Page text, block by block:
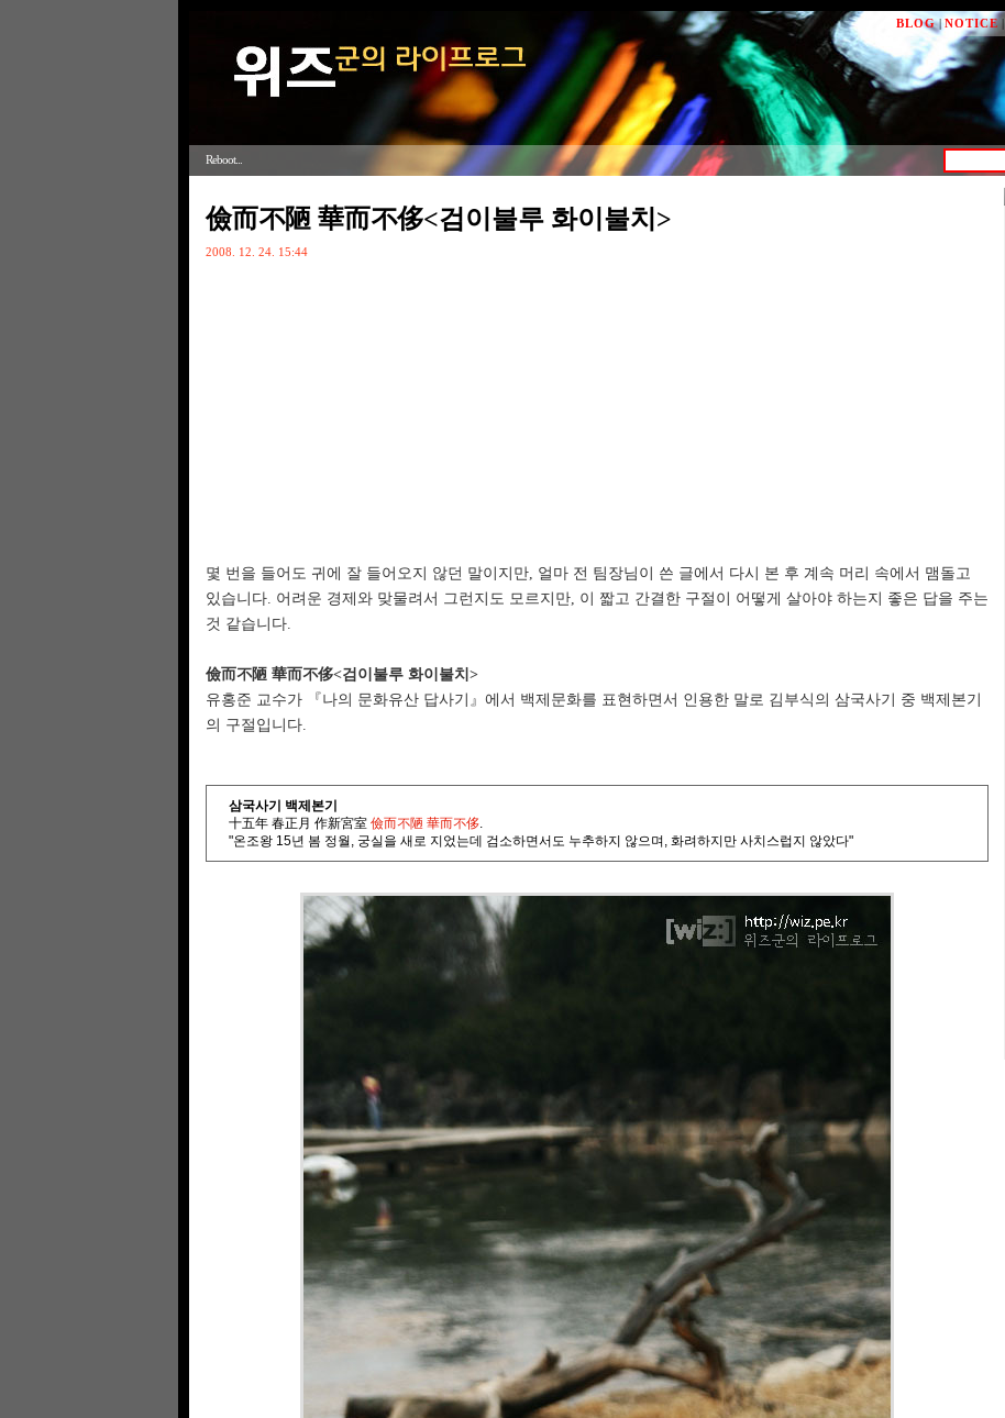
BLOG| NOTICE|
Reboot...
儉而不陋 華而不侈<검이불루 화이불치>
2008. 12. 24. 15:44
몇 번을 들어도 귀에 잘 들어오지 않던 말이지만, 얼마 전 팀장님이 쓴 글에서 다시 본 후 계속 머리 속에서 맴돌고
있습니다. 어려운 경제와 맞물려서 그런지도 모르지만, 이 짧고 간결한 구절이 어떻게 살아야 하는지 좋은 답을 주는
것 같습니다.
儉而不陋 華而不侈<검이불루 화이불치>
유홍준 교수가 『나의 문화유산 답사기』에서 백제문화를 표현하면서 인용한 말로 김부식의 삼국사기 중 백제본기
의 구절입니다.
삼국사기 백제본기
十五年 春正月 作新宮室 儉而不陋 華而不侈.
"온조왕 15년 봄 정월, 궁실을 새로 지었는데 검소하면서도 누추하지 않으며, 화려하지만 사치스럽지 않았다"